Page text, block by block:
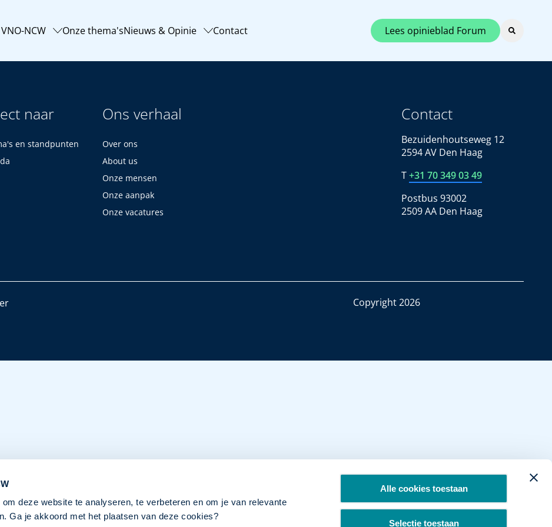
deze website te analyseren, te verbeteren en om je van relevante
Ga je akkoord met het plaatsen van deze cookies?
Alle cookies toestaan
Selectie toestaan
NCW Onze thema'sNieuws & Opinie Contact Lees opinieblad Forum
naar
en standpunten
Ons verhaal
Over ons
About us
Onze mensen
Onze aanpak
Onze vacatures
Contact
Bezuidenhoutseweg 12
2594 AV Den Haag
T+31 70 349 03 49
Postbus 93002
2509 AA Den Haag
Copyright 2026